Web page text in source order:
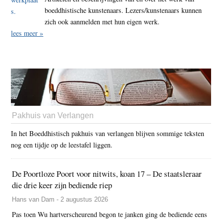
boeddhistische kunstenaars. Lezers/kunstenaars kunnen
zich ook aanmelden met hun eigen werk.
lees meer »
Pakhuis van Verlangen
In het Boeddhistisch pakhuis van verlangen blijven sommige teksten
nog een tijdje op de leestafel liggen.
De Poortloze Poort voor nitwits, koan 17 – De staatsleraar
die drie keer zijn bediende riep
Hans van Dam - 2 augustus 2026
Pas toen Wu hartverscheurend begon te janken ging de bediende eens